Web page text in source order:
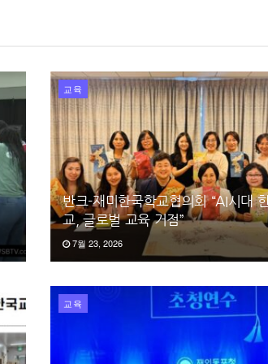
교육
반크-재미한국학교협의회 “AI시대
교, 글로벌 교육 거점”
7월 23, 2026
교육